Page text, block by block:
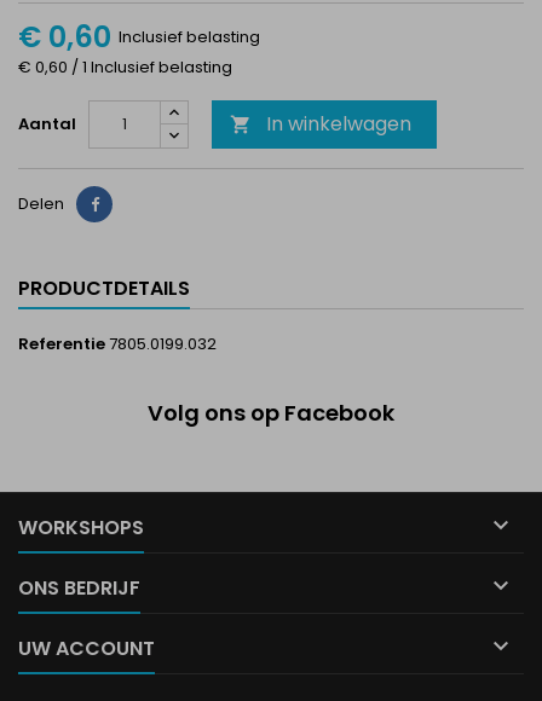
€ 0,60 Inclusief belasting
€ 0,60 / 1 Inclusief belasting
Aantal  In winkelwagen
Delen Delen
PRODUCTDETAILS
Referentie7805.0199.032
Volg ons op Facebook
WORKSHOPS 
ONS BEDRIJF 
UW ACCOUNT 